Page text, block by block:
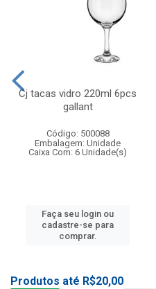
Cj tacas vidro 220ml 6pcs
gallant
Código: 500088
Embalagem: Unidade
Caixa Com: 6 Unidade(s)
Faça seu login ou
cadastre-se para
comprar.
Produtos até R$20,00